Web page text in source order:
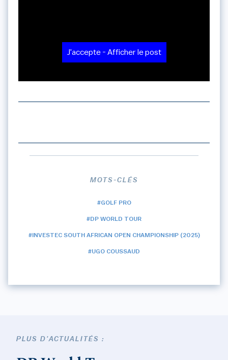
J'accepte - Afficher le post
MOTS-CLÉS
#GOLF PRO
#DP WORLD TOUR
#INVESTEC SOUTH AFRICAN OPEN CHAMPIONSHIP (2025)
#UGO COUSSAUD
PLUS D'ACTUALITÉS :